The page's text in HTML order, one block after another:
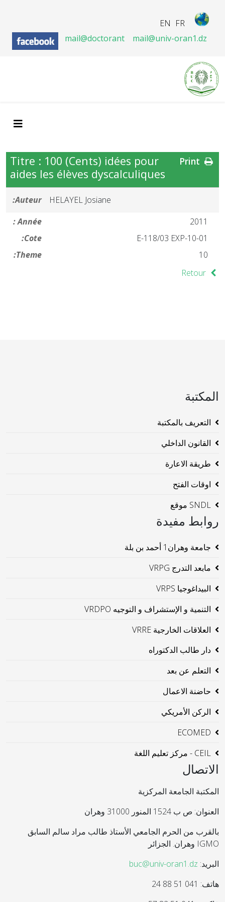
FR
EN
mail@doctorant
mail@univ-oran1.dz
Titre : 100 (Cents) idées pour
aides les élèves dyscalculiques
Auteur:
HELAYEL Josiane
Année :
2011
Cote:
10-01-E-118/03 EXP
Theme:
10
Retour
المكتبة
التعريف بالمكتبة
القانون الداخلي
طريقة الاعارة
اوقات الفتح
SNDL موقع
روابط مفيدة
جامعة وهران1 أحمد بن بلة
مابعد التدرج VRPG
البيداغوجيا VRPS
التنمية و الإستشراف و التوجيه VRDPO
العلاقات الخارجية VRRE
دار طالب الدكتوراه
التعلم عن بعد
حاضنة الاعمال
الركن الأمريكي
ECOMED
CEIL - مركز تعليم اللغة
الاتصال
المكتبة الجامعة المركزية
العنوان: ص ب 1524 المنور 31000 وهران
بالقرب من الحرم الجامعي الأستاذ طالب مراد سالم السابق
IGMO وهران. الجزائر
البريد: buc@univ-oran1.dz
هاتف: 041 51 88 24